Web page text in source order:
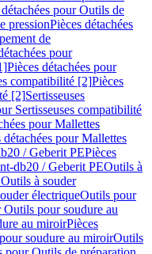
pour Outils de
pressionPièces détachées
de
pour
Pièces détachées pour
compatibilité [2]Pièces
[2]Sertisseuses
Sertisseuses compatibilité
pour Mallettes
détachées pour Mallettes
/ Geberit PEPièces
db20 / Geberit PEOutils à
à souder
électriqueOutils pour
Outils pour soudure au
au miroirPièces
soudure au miroirOutils